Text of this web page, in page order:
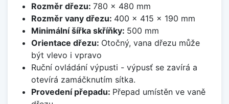
Rozměr dřezu: 780 x 480 mm
Rozměr vany dřezu: 400 x 415 x 190 mm
Minimální šířka skříňky: 500 mm
Orientace dřezu: Otočný, vana dřezu může
být vlevo i vpravo
Ruční ovládání výpusti - výpusť se zavírá a
otevírá zamáčknutím sítka.
Provedení přepadu: Přepad umístěn ve vaně